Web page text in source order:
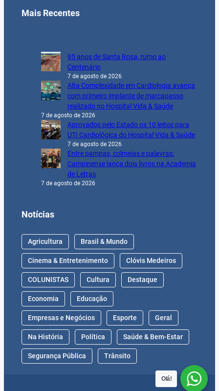
Mais Recentes
95 anos de Santa Rosa, rumo ao
Centenário
7 de agosto de 2026
Alta Complexidade em Cardiologia avança
com primeiro implante de marcapasso
realizado no Hospital Vida & Saúde
7 de agosto de 2026
Aprovados pelo Estado os 10 leitos para
UTI Cardiológica do Hospital Vida & Saúde
7 de agosto de 2026
Entre pampas, colmeias e palavras:
Campinense lança dois livros na Academia
de Letras
7 de agosto de 2026
Notícias
Agricultura Brasil & Mundo
Cinema & Entretenimento Clóvis Medeiros
COLUNISTAS Cultura Destaque
Economia Educação
Empresas e Negócios Esporte Geral
Na História Política Saúde & Bem-Estar
Segurança Pública Trânsito
Olá!